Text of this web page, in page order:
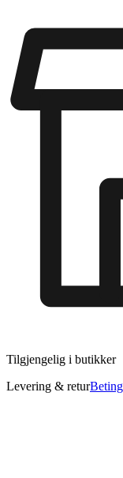
Tilgjengelig i butikker
Levering & retur